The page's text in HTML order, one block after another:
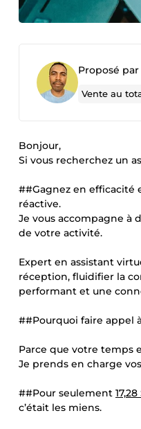
Proposé par
Vente au
Bonjour,
Si vous recherchez un
##Gagnez en efficacité
réactive.
Je vous accompagne à
de votre activité.
Expert en assistant
réception, fluidifier la
performant et une
##Pourquoi faire appel
Parce que votre temps
Je prends en charge
##Pour seulement
c’était les miens.